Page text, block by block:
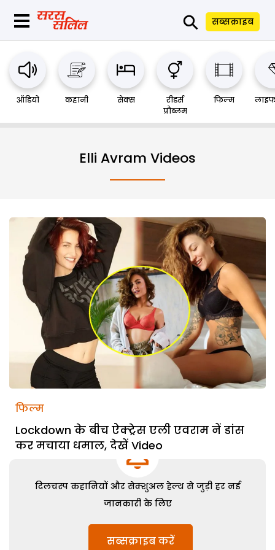
⚲ सब्सक्राइब
ऑडियो कहानी सेक्स
रीडर्स
प्रौब्लम
फिल्म
Elli Avram Videos
फिल्म
Lockdown के बीच ऐक्ट्रेस एली एवराम नें डांस
कर मचाया धमाल, देखें Video
दिलचस्प कहानियों और सेक्शुअल हेल्थ से जुड़ी हर नई
जानकारी के लिए
सब्सक्राइब करें